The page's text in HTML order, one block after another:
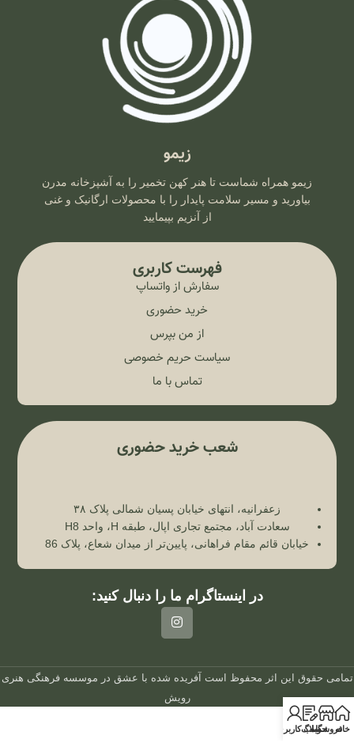
زیمو
زیمو همراه شماست تا هنر کهن تخمیر را به آشپزخانه مدرن
بیاورید و مسیر سلامت پایدار را با محصولات ارگانیک و غنی
از آنزیم بپیمایید
فهرست کاربری
سفارش از واتساپ
خرید حضوری
از من بپرس
سیاست حریم خصوصی
تماس با ما
شعب خرید حضوری
زعفرانیه، انتهای خیابان پسیان شمالی پلاک ۳۸
سعادت آباد، مجتمع تجاری اپال، طبقه H، واحد H8
خیابان قائم مقام فراهانی، پایین‌تر از میدان شعاع، پلاک 86
در اینستاگرام ما را دنبال کنید:
تمامی حقوق این اثر محفوظ است آفریده شده با عشق در موسسه فرهنگی هنری
رویش
خانهفروشگاهوبلاگ
حساب کاربری من